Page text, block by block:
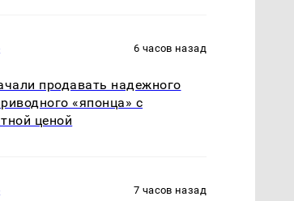
6 часов назад
продавать надежного
«японца» с
ценой
7 часов назад